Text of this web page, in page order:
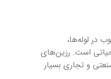
در لوله‌ها،
است. رزین‌های
و تجاری بسیار